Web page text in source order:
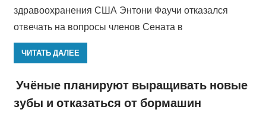
здравоохранения США Энтони Фаучи отказался
отвечать на вопросы членов Сената в
ЧИТАТЬ ДАЛЕЕ
Учёные планируют выращивать новые
зубы и отказаться от бормашин